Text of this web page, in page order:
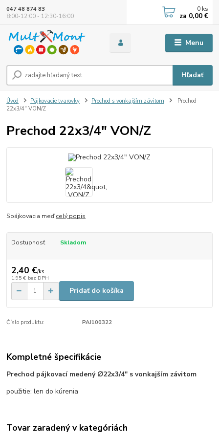
Menu
Hľadať
047 48 874 83
8:00-12:00 - 12:30-16:00
0 ks
za 0,00 €
Úvod Pájkovacie tvarovky Prechod s vonkajším závitom
Prechod
22x3/4" VON/Z
Prechod 22x3/4" VON/Z
Spájkovacia meďcelý popis
Dostupnosť Skladom
2,40 €/ks
1,95 € bez DPH
Pridať do košíka
Číslo produktu: PAJ100322
Kompletné špecifikácie
Prechod pájkovací medený ∅22x3/4" s vonkajším závitom
použitie: len do kúrenia
Tovar zaradený v kategóriách